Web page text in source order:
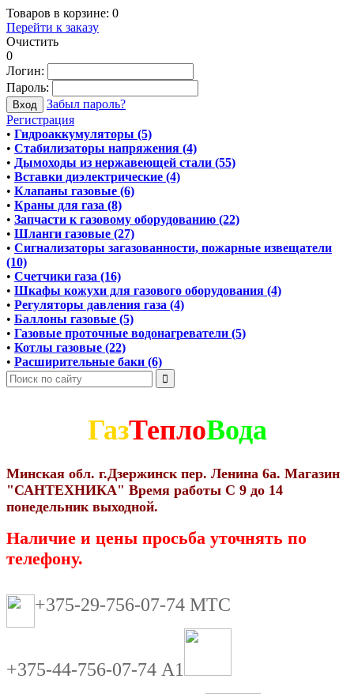
Товаров в корзине: 0
Перейти к заказу
Очистить
0
Логин:
Пароль:
Забыл пароль?
Регистрация
• Гидроаккумуляторы (5)
• Стабилизаторы напряжения (4)
• Дымоходы из нержавеющей стали (55)
• Вставки диэлектрические (4)
• Клапаны газовые (6)
• Краны для газа (8)
• Запчасти к газовому оборудованию (22)
• Шланги газовые (27)
• Сигнализаторы загазованности, пожарные извещатели
(10)
• Счетчики газа (16)
• Шкафы кожухи для газового оборудования (4)
• Регуляторы давления газа (4)
• Баллоны газовые (5)
• Газовые проточные водонагреватели (5)
• Котлы газовые (22)
• Расширительные баки (6)
ГазТеплоВода
Минская обл. г.Дзержинск пер. Ленина 6а. Магазин
"САНТЕХНИКА" Время работы С 9 до 14
понедельник выходной.
Наличие и цены просьба уточнять по
телефону.
+375-29-756-07-74 МТС
+375-44-756-07-74 А1